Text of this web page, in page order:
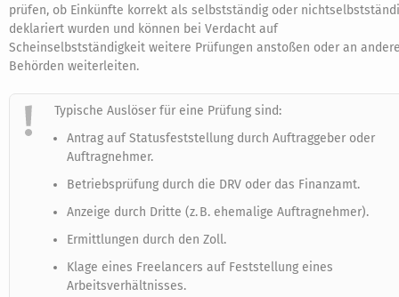
prüfen, ob Einkünfte korrekt als selbstständig oder
deklariert wurden und können bei Verdacht auf
Scheinselbstständigkeit weitere Prüfungen anstoßen oder an
Behörden weiterleiten.
Typische Auslöser für eine Prüfung sind:
Antrag auf Statusfeststellung durch Auftraggeber oder
Auftragnehmer.
Betriebsprüfung durch die DRV oder das Finanzamt.
Anzeige durch Dritte (z. B. ehemalige Auftragnehmer).
Ermittlungen durch den Zoll.
Klage eines Freelancers auf Feststellung eines
Arbeitsverhältnisses.